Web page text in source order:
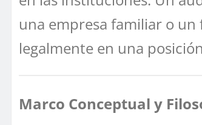
una empresa familiar o
legalmente en una
Marco Conceptual y